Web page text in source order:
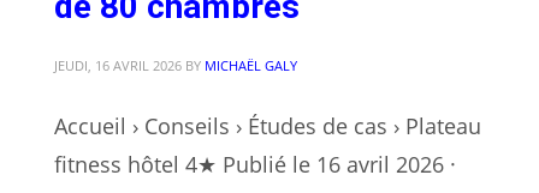
JEUDI, 16 AVRIL 2026 BY MICHAËL GALY
Accueil › Conseils › Études de cas › Plateau
fitness hôtel 4★ Publié le 16 avril 2026 ·